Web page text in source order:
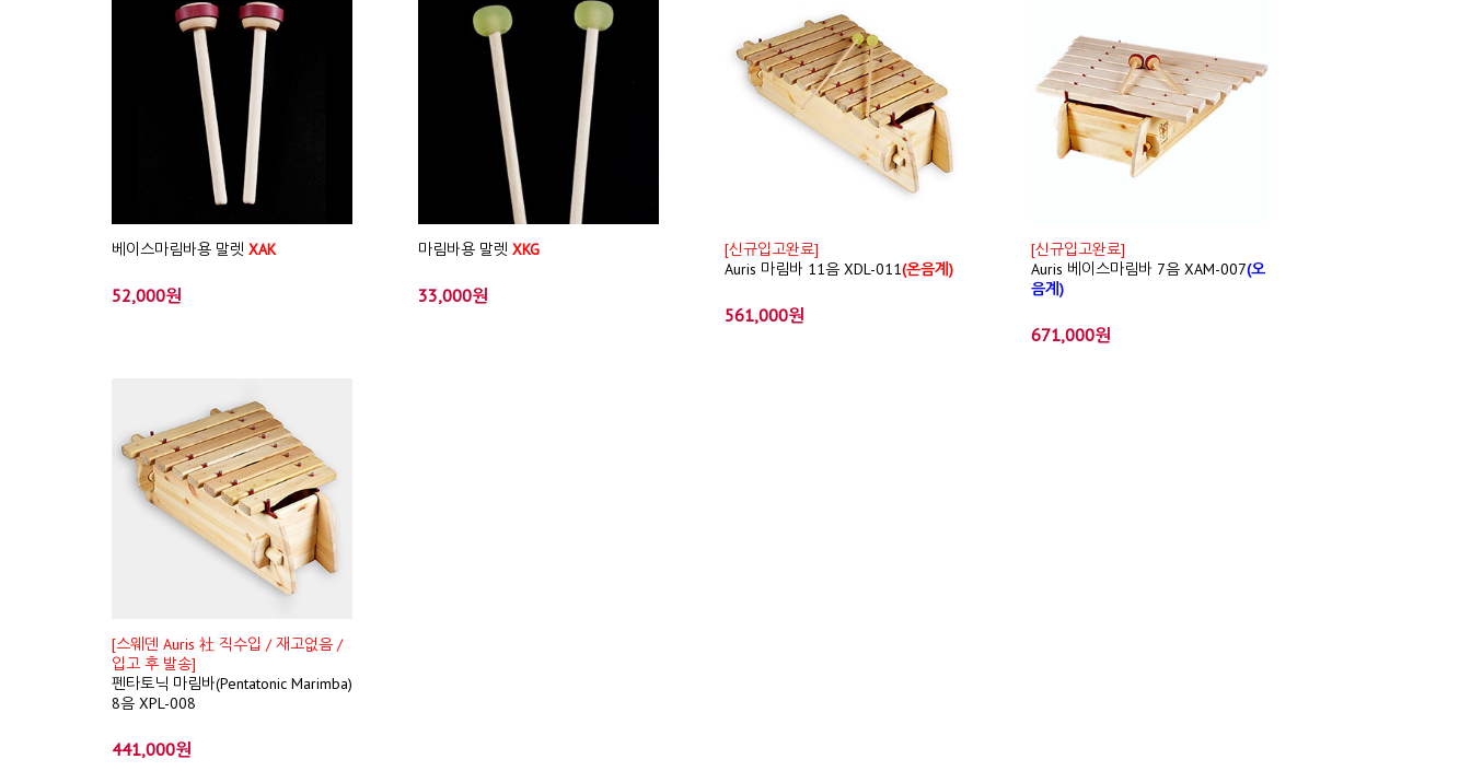
베이스마림바용 말렛 XAK
52,000원
마림바용 말렛 XKG
33,000원
[신규입고완료]
Auris 마림바 11음 XDL-011(온음계)
561,000원
[신규입고완료]
Auris 베이스마림바 7음 XAM-007(오
음계)
671,000원
[스웨덴 Auris 社 직수입 / 재고없음 /
입고 후 발송]
펜타토닉 마림바(Pentatonic Marimba)
8음 XPL-008
441,000원